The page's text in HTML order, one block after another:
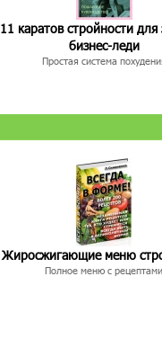
11 каратов стройности для
бизнес-леди
Простая система
Жиросжигающие меню
Полное меню с рецептами